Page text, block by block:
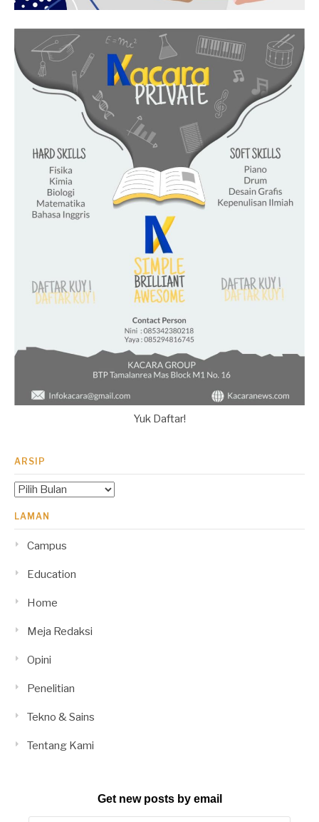
Yuk Daftar!
ARSIP
Arsip
LAMAN
Campus
Education
Home
Meja Redaksi
Opini
Penelitian
Tekno & Sains
Tentang Kami
Get new posts by email